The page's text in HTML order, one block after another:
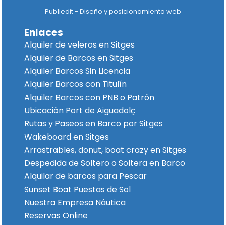
Publiedit - Diseño y posicionamiento web
Enlaces
Alquiler de veleros en Sitges
Alquiler de Barcos en Sitges
Alquiler Barcos Sin Licencia
Alquiler Barcos con Titulín
Alquiler Barcos con PNB o Patrón
Ubicación Port de Aiguadolç
Rutas y Paseos en Barco por Sitges
Wakeboard en Sitges
Arrastrables, donut, boat crazy en Sitges
Despedida de Soltero o Soltera en Barco
Alquilar de barcos para Pescar
Sunset Boat Puestas de Sol
Nuestra Empresa Náutica
Reservas Online